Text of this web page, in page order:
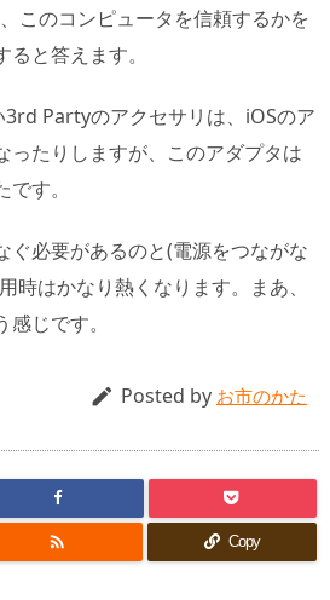
このコンピュータを信頼するかを
と答えます。
Partyのアクセサリは、iOSのア
ったりしますが、このアダプタは
す。
ぐ必要があるのと(電源をつながな
時はかなり熱くなります。まあ、
じです。
 Posted by お市のかた
 Copy